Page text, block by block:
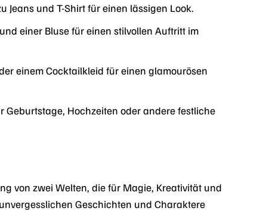
und T-Shirt für einen lässigen Look.
einer Bluse für einen stilvollen Auftritt im
einem Cocktailkleid für einen glamourösen
Hochzeiten oder andere festliche
von zwei Welten, die für Magie, Kreativität und
Geschichten und Charaktere